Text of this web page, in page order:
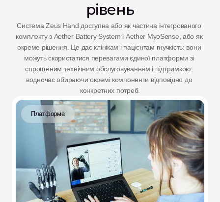
рівень
Система Zeus Hand доступна або як частина інтегрованого
комплекту з Aether Battery System і Aether MyoSense, або як
окреме рішення. Це дає клінікам і пацієнтам гнучкість: вони
можуть скористатися перевагами єдиної платформи зі
спрощеним технічним обслуговуванням і підтримкою,
водночас обираючи окремі компоненти відповідно до
конкретних потреб.
Платформа